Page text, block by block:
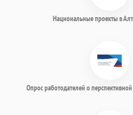
Национальные проекты в
Опрос работодателей о